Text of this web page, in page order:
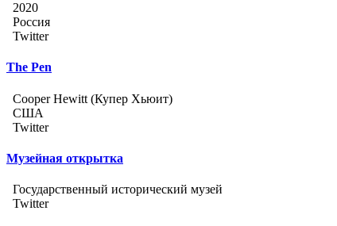
2020
Россия
Twitter
The Pen
Cooper Hewitt (Купер Хьюит)
США
Twitter
Музейная открытка
Государственный исторический музей
Twitter